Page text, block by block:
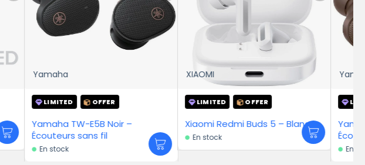
–
LIMITED
Xiaomi Redmi Buds 5 – Blanc
En stock
Yamaha
LIMITED
Yamaha TW-E5B Marron –
Écouteurs sans fil
En stock